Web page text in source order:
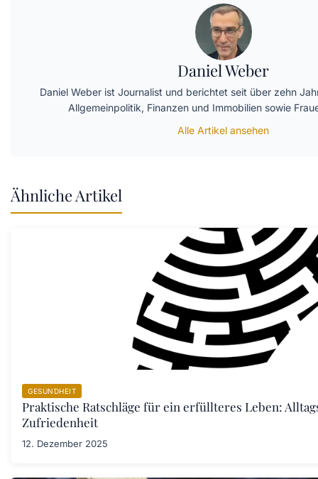
Daniel Weber
Daniel Weber ist Journalist und berichtet seit über zehn
Allgemeinpolitik, Finanzen und Immobilien sowie
Alle Artikel ansehen
Ähnliche Artikel
GESUNDHEIT
Praktische Ratschläge für ein erfüllteres Leben:
Zufriedenheit
12. Dezember 2025